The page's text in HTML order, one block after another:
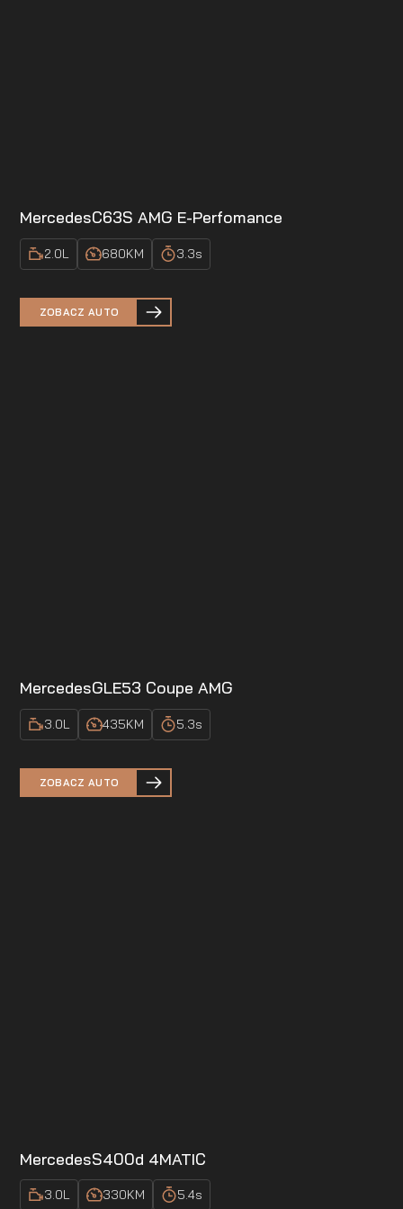
MercedesC63S AMG E-Perfomance
2.0L 680KM 3.3s
ZOBACZ AUTO
MercedesGLE53 Coupe AMG
3.0L 435KM 5.3s
ZOBACZ AUTO
MercedesS400d 4MATIC
3.0L 330KM 5.4s